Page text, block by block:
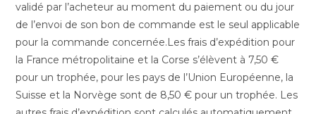
validé par l’acheteur au moment du paiement ou du jour
de l’envoi de son bon de commande est le seul applicable
pour la commande concernée.Les frais d’expédition pour
la France métropolitaine et la Corse s’élèvent à 7,50 €
pour un trophée, pour les pays de l’Union Européenne, la
Suisse et la Norvège sont de 8,50 € pour un trophée. Les